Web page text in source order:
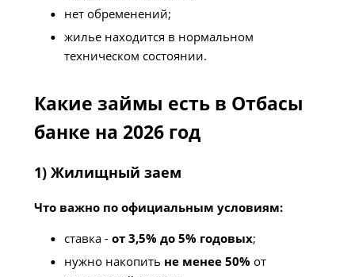
нет обременений;
жилье находится в нормальном
техническом состоянии.
Какие займы есть в Отбасы
банке на 2026 год
1) Жилищный заем
Что важно по официальным условиям:
ставка - от 3,5% до 5% годовых;
нужно накопить не менее 50% от